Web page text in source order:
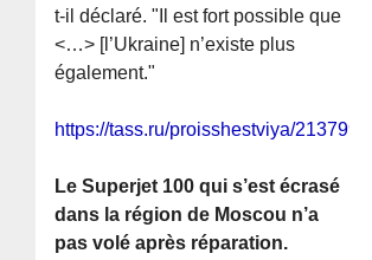
t-il déclaré. "Il est fort possible que
<…> [l’Ukraine] n’existe plus
également."
https://tass.ru/proisshestviya/21379991
Le Superjet 100 qui s’est écrasé
dans la région de Moscou n’a
pas volé après réparation.